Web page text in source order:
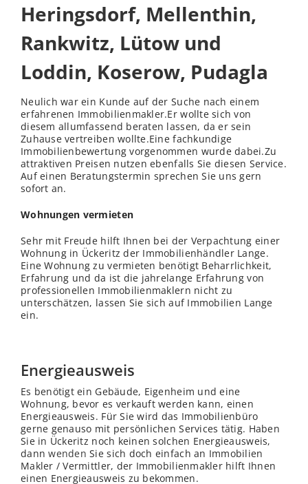
Heringsdorf, Mellenthin,
Rankwitz, Lütow und
Loddin, Koserow, Pudagla
Neulich war ein Kunde auf der Suche nach einem
erfahrenen Immobilienmakler.Er wollte sich von
diesem allumfassend beraten lassen, da er sein
Zuhause vertreiben wollte.Eine fachkundige
Immobilienbewertung vorgenommen wurde dabei.Zu
attraktiven Preisen nutzen ebenfalls Sie diesen Service.
Auf einen Beratungstermin sprechen Sie uns gern
sofort an.
Wohnungen vermieten
Sehr mit Freude hilft Ihnen bei der Verpachtung einer
Wohnung in Ückeritz der Immobilienhändler Lange.
Eine Wohnung zu vermieten benötigt Beharrlichkeit,
Erfahrung und da ist die jahrelange Erfahrung von
professionellen Immobilienmaklern nicht zu
unterschätzen, lassen Sie sich auf Immobilien Lange
ein.
Energieausweis
Es benötigt ein Gebäude, Eigenheim und eine
Wohnung, bevor es verkauft werden kann, einen
Energieausweis. Für Sie wird das Immobilienbüro
gerne genauso mit persönlichen Services tätig. Haben
Sie in Ückeritz noch keinen solchen Energieausweis,
dannwenden Sie sich doch einfach an Immobilien
Makler / Vermittler, der Immobilienmakler hilft Ihnen
einen Energieausweis zu bekommen.